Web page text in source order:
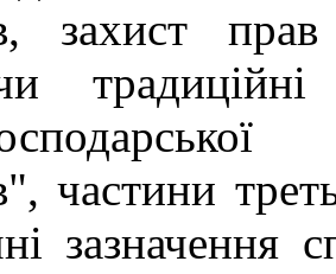
захист
, частини
зазначення